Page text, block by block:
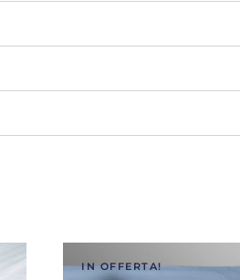
IN OFFERTA!